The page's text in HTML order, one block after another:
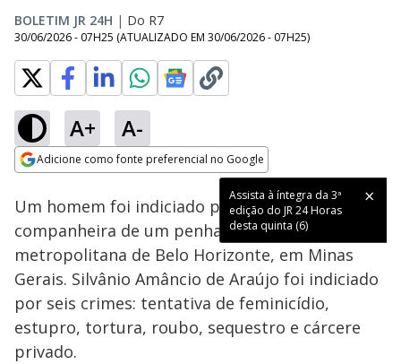
BOLETIM JR 24H | Do R7
30/06/2026 - 07H25 (ATUALIZADO EM 30/06/2026 - 07H25)
A+ A-
Adicione como fonte preferencial no Google
Assista à íntegra da 3ª
edição do JR 24 Horas
desta quinta (6)
Ativar
100.00%
Um homem foi indiciado por jogar a ex-
companheira de um penhasco na região
metropolitana de Belo Horizonte, em Minas
Gerais. Silvânio Amâncio de Araújo foi indiciado
por seis crimes: tentativa de feminicídio,
estupro, tortura, roubo, sequestro e cárcere
privado.